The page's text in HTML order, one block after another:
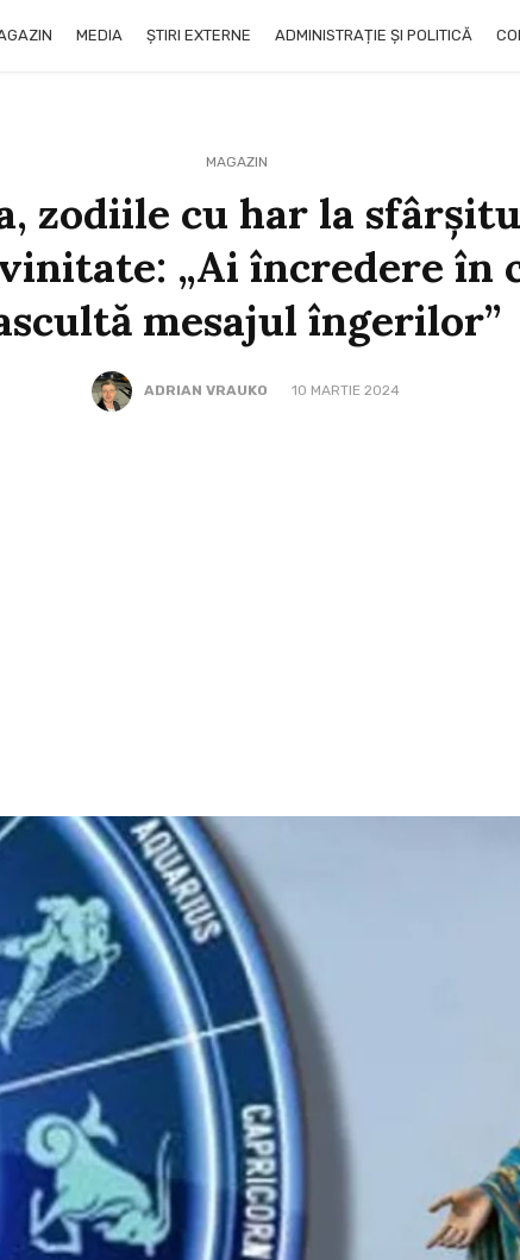
MEDIA ȘTIRI EXTERNE ADMINISTRAȚIE ȘI POLITICĂ
MAGAZIN
zodiile cu har la
„Ai încredere în
mesajul îngerilor”
ADRIAN VRAUKO 10 MARTIE 2024